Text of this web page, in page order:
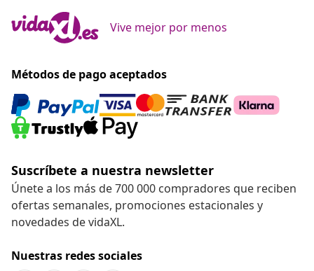
Vive mejor por menos
Métodos de pago aceptados
Suscríbete a nuestra newsletter
Únete a los más de 700 000 compradores que reciben
ofertas semanales, promociones estacionales y
novedades de vidaXL.
Nuestras redes sociales